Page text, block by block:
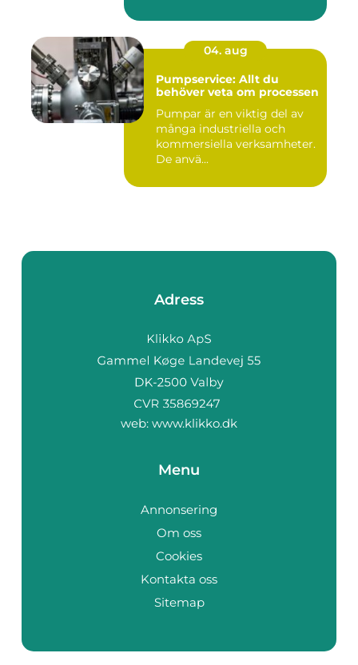
04. aug
Pumpservice: Allt du
behöver veta om processen
Pumpar är en viktig del av
många industriella och
kommersiella verksamheter.
De anvä...
Adress
web: www.klikko.dk
Menu
Annonsering
Om oss
Cookies
Kontakta oss
Sitemap